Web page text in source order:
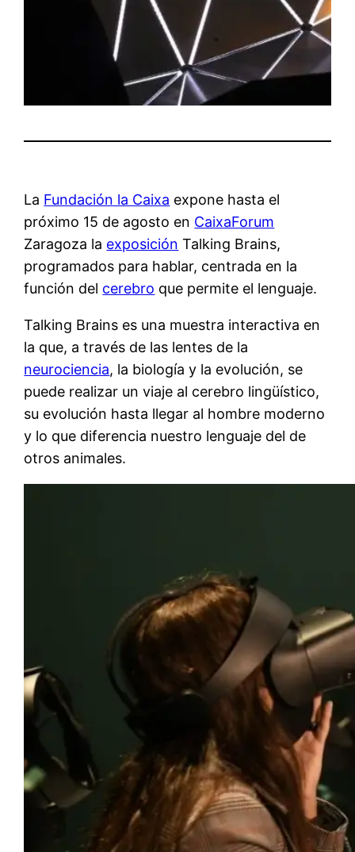
La Fundación la Caixa expone hasta el
próximo 15 de agosto en CaixaForum
Zaragoza la exposición Talking Brains,
programados para hablar, centrada en la
función del cerebro que permite el lenguaje.
Talking Brains es una muestra interactiva en
la que, a través de las lentes de la
neurociencia, la biología y la evolución, se
puede realizar un viaje al cerebro lingüístico,
su evolución hasta llegar al hombre moderno
y lo que diferencia nuestro lenguaje del de
otros animales.